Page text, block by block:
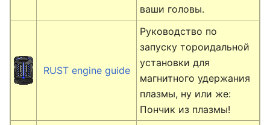
ваши головы.
RUST engine guide
Руководство по
запуску тороидальной
установки для
магнитного удержания
плазмы, ну или же:
Пончик из плазмы!